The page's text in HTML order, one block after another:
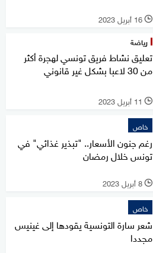
l 16 أبريل 2023
رياضة
تعليق نشاط فريق تونسي لهجرة أكثر
من 30 لاعبا بشكل غير قانوني
l 11 أبريل 2023
خاص
رغم جنون الأسعار.. "تبذير غذائي" في
تونس خلال رمضان
l 8 أبريل 2023
خاص
شعر سارة التونسية يقودها إلى غينيس
مجددا